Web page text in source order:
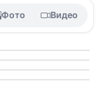
Фото Видео